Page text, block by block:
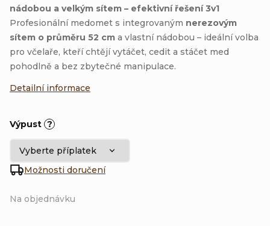
Na objednávku
Výpust ?
Možnosti doručení
nádobou a velkým sítem – efektivní řešení 3v1
Profesionální medomet s integrovaným nerezovým
sítem o průměru 52 cm a vlastní nádobou – ideální volba
pro včelaře, kteří chtějí vytáčet, cedit a stáčet med
pohodlně a bez zbytečné manipulace.
Detailní informace